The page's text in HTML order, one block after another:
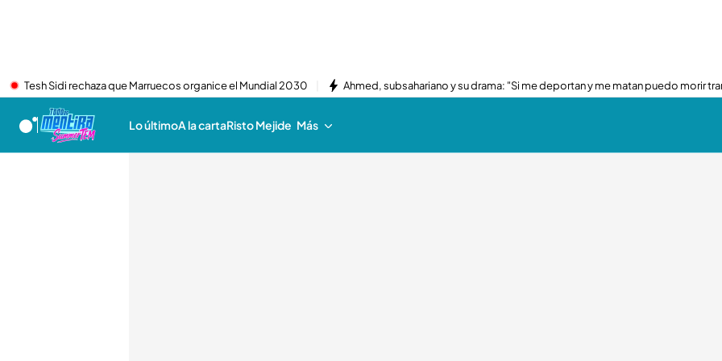
Tesh Sidi rechaza que Marruecos organice el Mundial 2030 Ahmed, subsahariano y su drama: "Si me deportan y me matan puedo morir
Lo últimoA la cartaRisto Mejide Más